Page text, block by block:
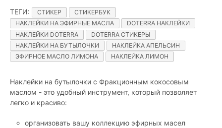
ТЕГИ: СТИКЕР
СТИКЕРБУК
НАКЛЕЙКИ НА ЭФИРНЫЕ МАСЛА
DOTERRA НАКЛЕЙКИ
НАКЛЕЙКИ DOTERRA
DOTERRA СТИКЕРЫ
НАКЛЕЙКИ НА БУТЫЛОЧКИ
НАКЛЕЙКА АПЕЛЬСИН
ЭФИРНОЕ МАСЛО ЛИМОНА
НАКЛЕЙКА ЛИМОН
Наклейки на бутылочки с Фракционным кокосовым
маслом - это удобный инструмент, который позволяет
легко и красиво:
организовать вашу коллекцию эфирных масел